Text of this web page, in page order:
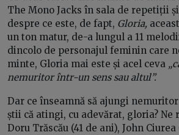
The Mono Jacks în sala de repetiții
despre ce este, de fapt, Gloria,
un ton matur, de-a lungul a 11
dincolo de personajul feminin care
minte, Gloria mai este și acel ceva
nemuritor într-un sens sau altul”.
Dar ce înseamnă să ajungi
știi că atingi, cu adevărat, gloria? Ne
Doru Trăscău (41 de ani), John Ciurea